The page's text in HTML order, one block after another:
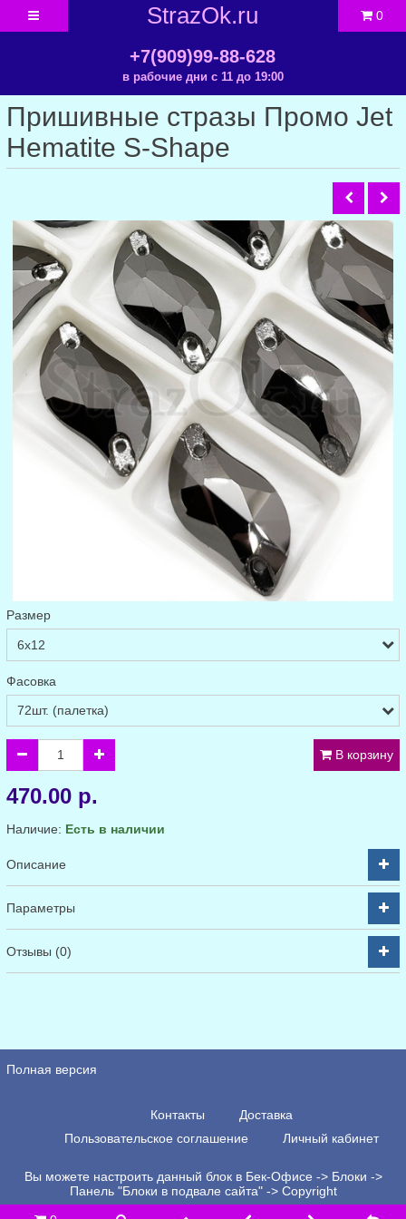
StrazOk.ru
+7(909)99-88-628
в рабочие дни с 11 до 19:00
0
Пришивные стразы Промо Jet
Hematite S-Shape
Размер
Фасовка
В корзину
470.00 р.
Наличие: Есть в наличии
Описание
Параметры
Отзывы (0)
Полная версия
Контакты
Доставка
Пользовательское соглашение
Личный кабинет
Вы можете настроить данный блок в Бек-Офисе -> Блоки ->
Панель "Блоки в подвале сайта" -> Copyright